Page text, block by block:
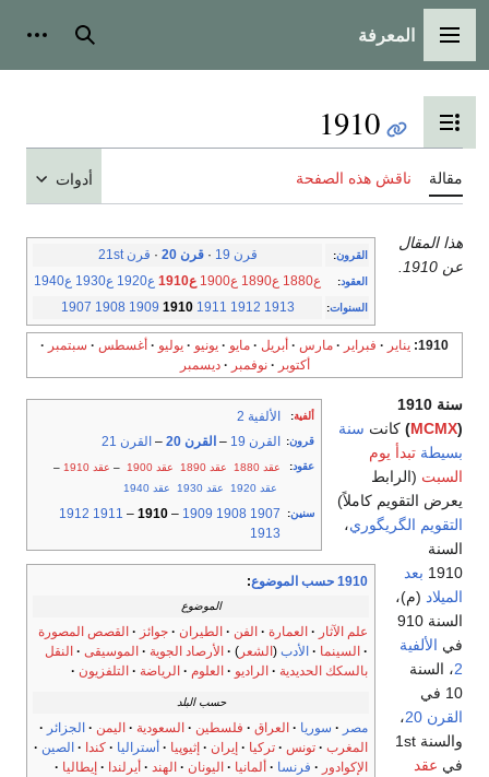
القائمة الرئيسية
المعرفة بحث
تبديل عرض جدول المحتويات
1910
مقالة ناقش هذه الصفحة أدوات
القرون: قرن 19 ·قرن 20 · قرن 21st
العقود: ع1880 ع1890 ع1900 ع1910 ع1920 ع1930 ع1940
السنوات:
1907 1908 1909 1910 1911 1912 1913
هذا المقال
عن 1910.
1910 يناير فبراير مارس أبريل مايو يونيو يوليو أغسطس
سبتمبر
أكتوبر
نوفمبر ديسمبر
ألفية: الألفية 2
قرون: القرن 19 – القرن 20 – القرن 21
عقود: عقد 1880 عقد 1890 عقد 1900 – عقد 1910
–
عقد 1920
عقد 1930 عقد 1940
سنين:
1907
1908
1909
–
1910
–
1911
1912
1913
1910 حسب الموضوع :
الموضوع
علم الآثار العمارة الفن الطيران جوائز
القصص المصورة
السينما
الأدب ( الشعر ) الأرصاد الجوية الموسيقى
النقل
بالسكك الحديدية
الراديو العلوم الرياضة التلفزيون
حسب البلد
مصر سوريا العراق فلسطين السعودية اليمن
الجزائر
المغرب
تونس تركيا إيران إثيوپيا أستراليا كندا
الصين
الإكوادور
فرنسا ألمانيا اليونان الهند أيرلندا
إيطاليا
سنة 1910
(
MCMX
) كانت سنة
بسيطة تبدأ يوم
السبت (الرابط
يعرض التقويم كاملاً)
التقويم الگريگوري،
السنة
1910 بعد
الميلاد (م)،
السنة 910
في الألفية
2، السنة
10 في
القرن 20
،
والسنة 1st
في عقد